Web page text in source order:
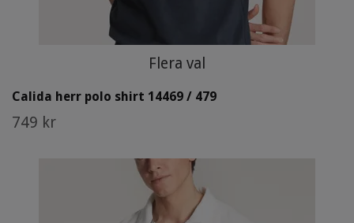
Flera val
Calida herr polo shirt 14469 / 479
749 kr